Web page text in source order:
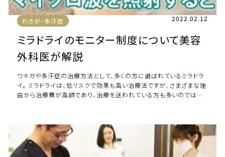
わきが・多汗症 2022.02.12
ミラドライのモニター制度について美容
外科医が解説
ワキガや多汗症の治療方法として、多くの方に選ばれているミラドラ
イ。 ミラドライは、低リスクで効果も高い治療法ですが、さまざまな理
由から治療費が高額であり、治療を迷われている方も多いのではな